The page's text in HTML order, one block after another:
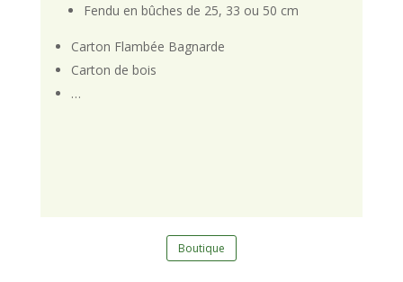
Fendu en bûches de 25, 33 ou 50 cm
Carton Flambée Bagnarde
Carton de bois
…
Boutique